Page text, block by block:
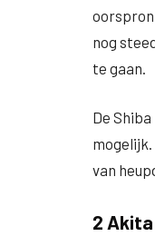
nog
te gaan.
De
mogelijk.
van
2 Akita